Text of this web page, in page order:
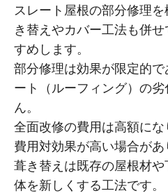
スレート屋根の部分修理
き替えやカバー工法も併
すめします。
部分修理は効果が限定的
ート（ルーフィング）の
ん。
全面改修の費用は高額に
費用対効果が高い場合があ
葺き替えは既存の屋根材
体を新しくする工法です。